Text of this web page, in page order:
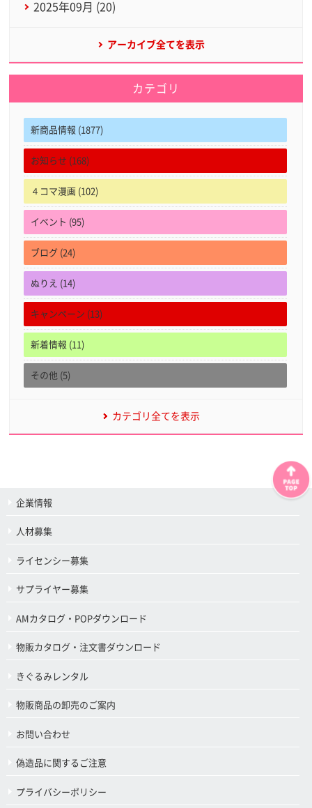
2025年09月 (20)
アーカイブ全てを表示
カテゴリ
新商品情報 (1877)
お知らせ (168)
４コマ漫画 (102)
イベント (95)
ブログ (24)
ぬりえ (14)
キャンペーン (13)
新着情報 (11)
その他 (5)
カテゴリ全てを表示
企業情報
人材募集
ライセンシー募集
サプライヤー募集
AMカタログ・POPダウンロード
物販カタログ・注文書ダウンロード
きぐるみレンタル
物販商品の卸売のご案内
お問い合わせ
偽造品に関するご注意
プライバシーポリシー